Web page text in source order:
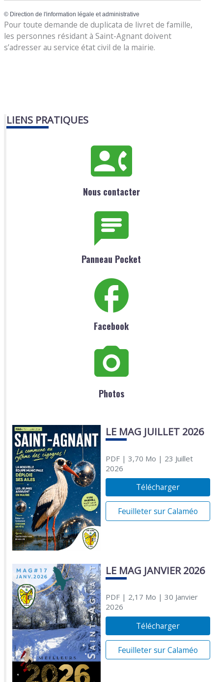
© Direction de l'information légale et administrative
Pour toute demande de duplicata de livret de famille,
les personnes résidant à Saint-Agnant doivent
s’adresser au service état civil de la mairie.
LIENS PRATIQUES
Nous contacter
Panneau Pocket
Facebook
Photos
LE MAG JUILLET 2026
PDF| 3,70 Mo | 23 Juillet
2026
Télécharger
Feuilleter sur Calaméo
LE MAG JANVIER 2026
PDF| 2,17 Mo | 30 Janvier
2026
Télécharger
Feuilleter sur Calaméo